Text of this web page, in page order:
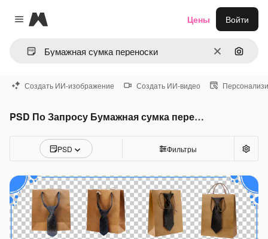
Close menu
Magnific
ОчиститьПоиск
Цены Войти
Создать ИИ-изображение Создать ИИ-видео
PSD По Запросу Бумажная сумка переноски
PSD Фильтры